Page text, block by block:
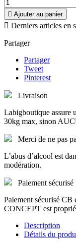
 Ajouter au panier
 Derniers articles en
Partager
Partager
Tweet
Pinterest
Livraison
Labigboutique assure
30kg max, sinon
Merci de ne pas
L’abus d’alcool est
modération.
Paiement sécurisé
Paiement sécurisé
CONCEPT est
Description
Détails du